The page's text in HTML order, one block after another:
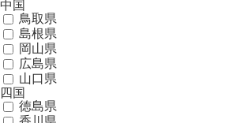
中国
鳥取県
島根県
岡山県
広島県
山口県
四国
徳島県